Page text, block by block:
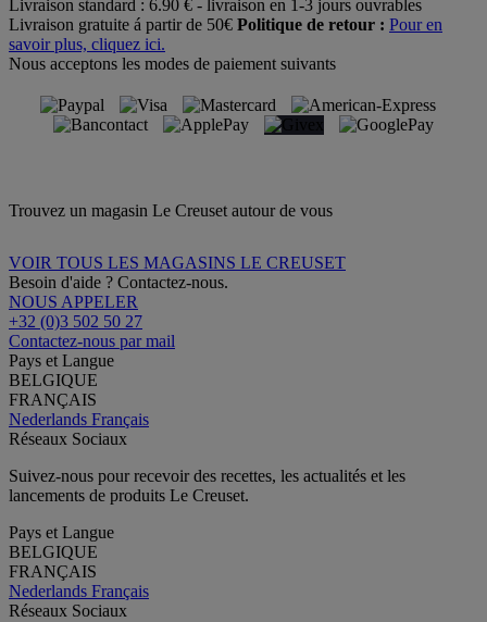
Livraison standard : 6.90 € - livraison en 1-3 jours ouvrables
Livraison gratuite á partir de 50€ Politique de retour : Pour en
savoir plus, cliquez ici.
Nous acceptons les modes de paiement suivants
Trouvez un magasin Le Creuset autour de vous
VOIR TOUS LES MAGASINS LE CREUSET
Besoin d'aide ? Contactez-nous.
NOUS APPELER
+32 (0)3 502 50 27
Contactez-nous par mail
Pays et Langue
BELGIQUE
FRANÇAIS
Nederlands Français
Réseaux Sociaux
Suivez-nous pour recevoir des recettes, les actualités et les
lancements de produits Le Creuset.
Pays et Langue
BELGIQUE
FRANÇAIS
Nederlands Français
Réseaux Sociaux